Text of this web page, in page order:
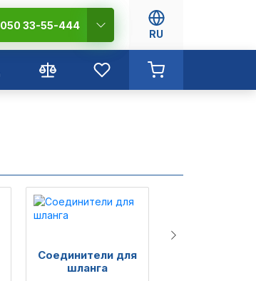
050 33-55-444
RU
Соединители для
шланга